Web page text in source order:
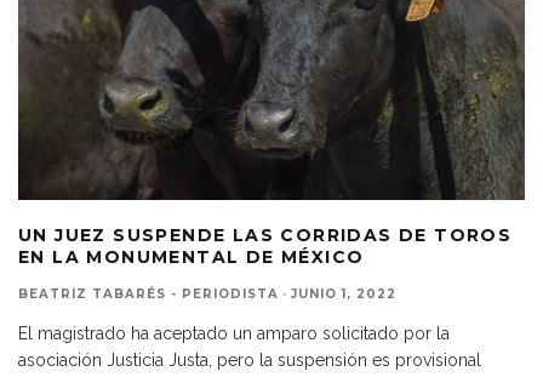
UN JUEZ SUSPENDE LAS CORRIDAS DE TOROS
EN LA MONUMENTAL DE MÉXICO
BEATRIZ TABARÉS - PERIODISTA · JUNIO 1, 2022
El magistrado ha aceptado un amparo solicitado por la
asociación Justicia Justa, pero la suspensión es provisional